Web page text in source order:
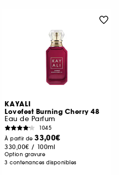
KAYALI
Lovefest Burning Cherry 48
Eau de Parfum
1045
À partir de33,00€
330,00€ / 100ml
Option gravure
3 contenances disponibles